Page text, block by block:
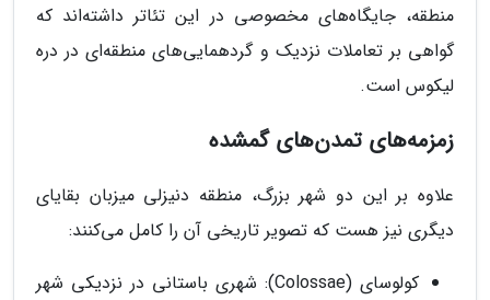
منطقه، جایگاه‌های مخصوصی در این تئاتر داشته‌اند که
گواهی بر تعاملات نزدیک و گردهمایی‌های منطقه‌ای در دره
لیکوس است.
زمزمه‌های تمدن‌های گمشده
علاوه بر این دو شهر بزرگ، منطقه دنیزلی میزبان بقایای
دیگری نیز هست که تصویر تاریخی آن را کامل می‌کنند:
کولوسای (Colossae): شهری باستانی در نزدیکی شهر